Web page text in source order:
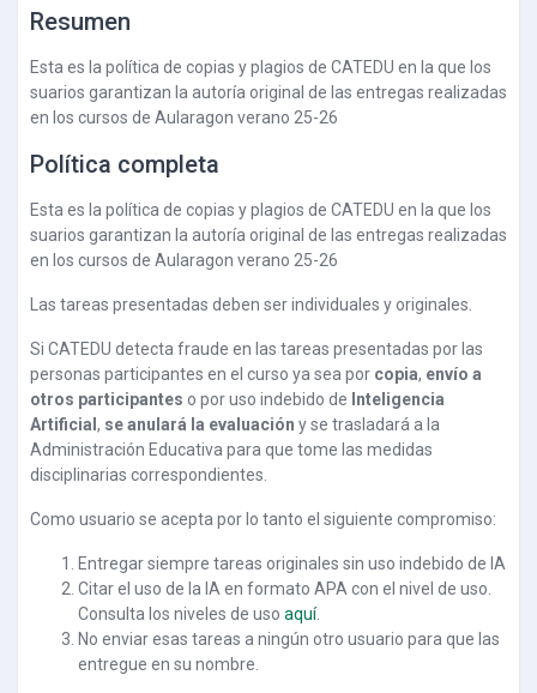
Resumen
Esta es la política de copias y plagios de CATEDU en la que los
suarios garantizan la autoría original de las entregas realizadas
en los cursos de Aularagon verano 25-26
Política completa
Esta es la política de copias y plagios de CATEDU en la que los
suarios garantizan la autoría original de las entregas realizadas
en los cursos de Aularagon verano 25-26
Las tareas presentadas deben ser individuales y originales.
Si CATEDU detecta fraude en las tareas presentadas por las
personas participantes en el curso ya sea por copia, envío a
otros participantes o por uso indebido de Inteligencia
Artificial , se anulará la evaluación y se trasladará a la
Administración Educativa para que tome las medidas
disciplinarias correspondientes.
Como usuario se acepta por lo tanto el siguiente compromiso:
Entregar siempre tareas originales sin uso indebido de IA
Citar el uso de la IA en formato APA con el nivel de uso.
Consulta los niveles de uso aquí.
No enviar esas tareas a ningún otro usuario para que las
entregue en su nombre.